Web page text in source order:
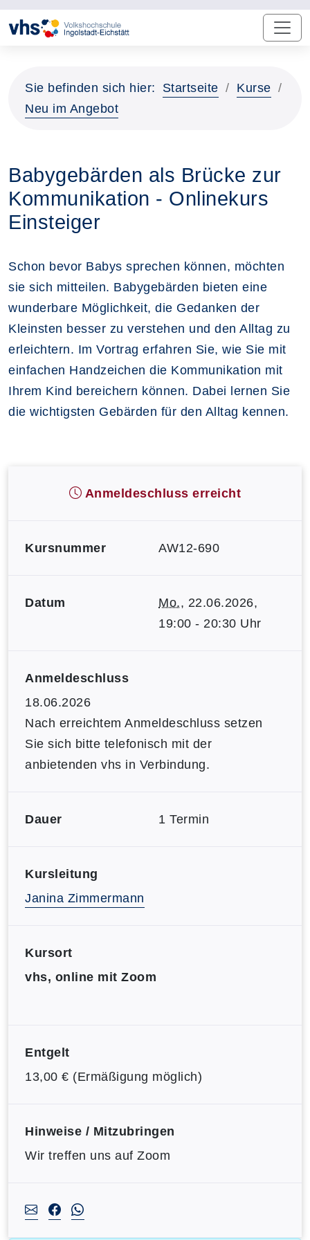
Sie befinden sich hier: Startseite
Kurse
Neu im Angebot
Babygebärden als Brücke zur
Kommunikation - Onlinekurs
Einsteiger
Schon bevor Babys sprechen können, möchten
sie sich mitteilen. Babygebärden bieten eine
wunderbare Möglichkeit, die Gedanken der
Kleinsten besser zu verstehen und den Alltag zu
erleichtern. Im Vortrag erfahren Sie, wie Sie mit
einfachen Handzeichen die Kommunikation mit
Ihrem Kind bereichern können. Dabei lernen Sie
die wichtigsten Gebärden für den Alltag kennen.
Anmeldeschluss erreicht
Kursnummer AW12-690
Datum Mo., 22.06.2026,
19:00 - 20:30 Uhr
Anmeldeschluss
18.06.2026
Nach erreichtem Anmeldeschluss setzen
Sie sich bitte telefonisch mit der
anbietenden vhs in Verbindung.
Dauer 1 Termin
Kursleitung
Janina Zimmermann
Kursort
vhs, online mit Zoom
Entgelt
13,00 € (Ermäßigung möglich)
Hinweise / Mitzubringen
Wir treffen uns auf Zoom